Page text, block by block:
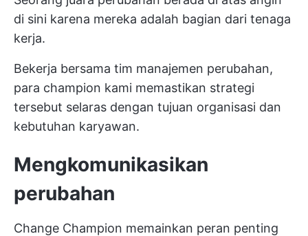
di sini karena mereka adalah bagian dari tenaga
kerja.
Bekerja bersama tim manajemen perubahan,
para champion kami memastikan strategi
tersebut selaras dengan tujuan organisasi dan
kebutuhan karyawan.
Mengkomunikasikan
perubahan
Change Champion memainkan peran penting